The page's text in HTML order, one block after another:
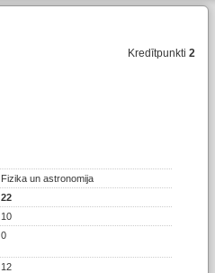
Kredītpunkti2
Fizika un astronomija
22
10
0
12